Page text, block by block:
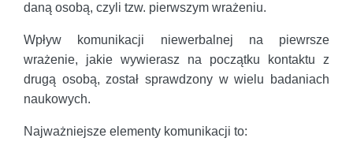
daną osobą, czyli tzw. pierwszym wrażeniu.
Wpływ komunikacji niewerbalnej na piewrsze
wrażenie, jakie wywierasz na początku kontaktu z
drugą osobą, został sprawdzony w wielu badaniach
naukowych.
Najważniejsze elementy komunikacji to: